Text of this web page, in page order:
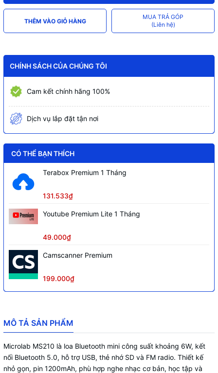
THÊM VÀO GIỎ HÀNG
MUA TRẢ GÓP
(Liên hệ)
CHÍNH SÁCH CỦA CHÚNG TÔI
Cam kết chính hãng 100%
Dịch vụ lắp đặt tận nơi
CÓ THỂ BẠN THÍCH
Terabox Premium 1 Tháng
131.533₫
Youtube Premium Lite 1 Tháng
49.000₫
Camscanner Premium
199.000₫
MÔ TẢ SẢN PHẨM
Microlab MS210 là loa Bluetooth mini công suất khoảng 6W, kết
nối Bluetooth 5.0, hỗ trợ USB, thẻ nhớ SD và FM radio. Thiết kế
nhỏ gọn, pin 1200mAh, phù hợp nghe nhạc cơ bản, học tập và